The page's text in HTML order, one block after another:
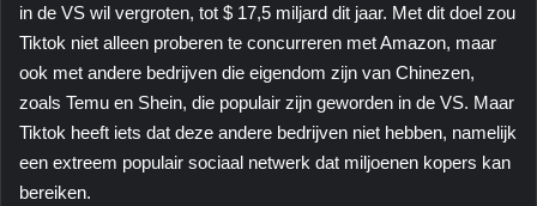
in de VS wil vergroten, tot $ 17,5 miljard dit jaar. Met dit doel zou
Tiktok niet alleen proberen te concurreren met Amazon, maar
ook met andere bedrijven die eigendom zijn van Chinezen,
zoals Temu en Shein, die populair zijn geworden in de VS. Maar
Tiktok heeft iets dat deze andere bedrijven niet hebben, namelijk
een extreem populair sociaal netwerk dat miljoenen kopers kan
bereiken.